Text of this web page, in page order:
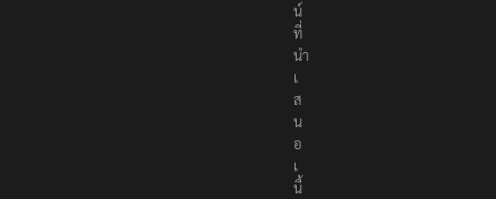
ล
น์
ที่
นำ
เ
ส
น
อ
เ